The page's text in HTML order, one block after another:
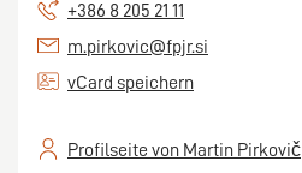
+386 8 205 21 11
m.pirkovic@fpjr.si
vCard speichern
Profilseite von Martin Pirkovič